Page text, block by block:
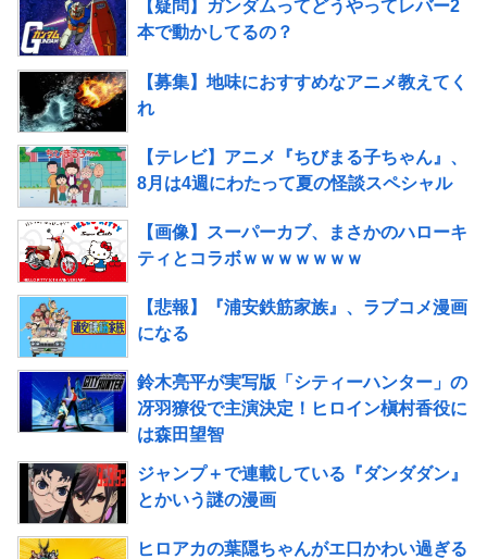
【疑問】ガンダムってどうやってレバー2
本で動かしてるの？
【募集】地味におすすめなアニメ教えてく
れ
【テレビ】アニメ『ちびまる子ちゃん』、
8月は4週にわたって夏の怪談スペシャル
【画像】スーパーカブ、まさかのハローキ
ティとコラボｗｗｗｗｗｗｗ
【悲報】『浦安鉄筋家族』、ラブコメ漫画
になる
鈴木亮平が実写版「シティーハンター」の
冴羽獠役で主演決定！ヒロイン槇村香役に
は森田望智
ジャンプ＋で連載している『ダンダダン』
とかいう謎の漫画
ヒロアカの葉隠ちゃんがエ口かわい過ぎる